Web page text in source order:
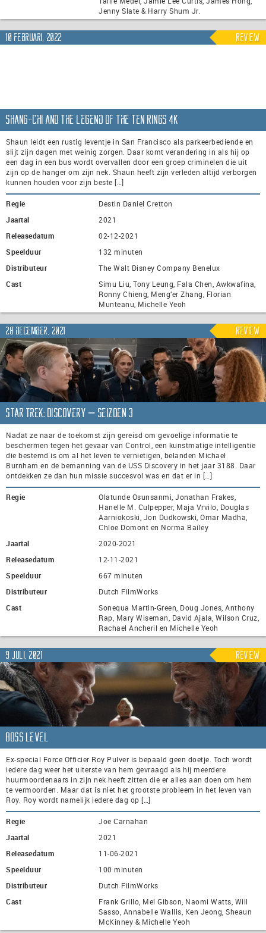
Jenny Slate & Harry Shum Jr.
10 februari, 2022 Review
Shang-Chi and the Legend of the Ten Rings 4K
Shaun leidt een rustig leventje in San Francisco als parkeerbediende en
slijt zijn dagen met weinig zorgen. Daar komt verandering in als hij op
een dag in een bus wordt overvallen door een groep criminelen die uit
zijn op de hanger om zijn nek. Shaun heeft zijn verleden altijd verborgen
kunnen houden voor zijn beste […]
Regie
Destin Daniel Cretton
Jaartal
2021
Releasedatum
02-12-2021
Speelduur
132 minuten
Distributeur
The Walt Disney Company Benelux
Cast
Simu Liu, Tony Leung, Fala Chen, Awkwafina,
Ronny Chieng, Meng’er Zhang, Florian
Munteanu, Michelle Yeoh
28 december, 2021 Review
Star Trek: Discovery – seizoen 3
Nadat ze naar de toekomst zijn gereisd om gevoelige informatie te
beschermen tegen het gevaar van Control, een kunstmatige intelligentie
die bestemd is om al het leven te vernietigen, belanden Michael
Burnham en de bemanning van de USS Discovery in het jaar 3188. Daar
ontdekken ze dan hun missie succesvol was en dat er in […]
Regie
Olatunde Osunsanmi, Jonathan Frakes,
Hanelle M. Culpepper, Maja Vrvilo, Douglas
Aarniokoski, Jon Dudkowski, Omar Madha,
Chloe Domont en Norma Bailey
Jaartal
2020-2021
Releasedatum
12-11-2021
Speelduur
667 minuten
Distributeur
Dutch FilmWorks
Cast
Sonequa Martin-Green, Doug Jones, Anthony
Rap, Mary Wiseman, David Ajala, Wilson Cruz,
Rachael Ancheril en Michelle Yeoh
9 juli, 2021 Review
Boss Level
Ex-special Force Officier Roy Pulver is bepaald geen doetje. Toch wordt
iedere dag weer het uiterste van hem gevraagd als hij meerdere
huurmoordenaars in zijn nek heeft zitten die er alles aan doen om hem
te vermoorden. Maar dat is niet het grootste probleem in het leven van
Roy. Roy wordt namelijk iedere dag op […]
Regie
Joe Carnahan
Jaartal
2021
Releasedatum
11-06-2021
Speelduur
100 minuten
Distributeur
Dutch FilmWorks
Cast
Frank Grillo, Mel Gibson, Naomi Watts, Will
Sasso, Annabelle Wallis, Ken Jeong, Sheaun
McKinney & Michelle Yeoh